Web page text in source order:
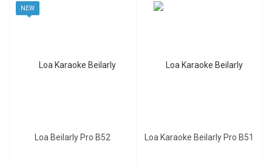
Loa Beilarly Pro B52
NEW
Loa Karaoke Beilarly Pro B51